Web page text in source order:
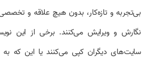
بی‌تجربه و تازه‌کار، بدون هیچ علاقه و
نگارش و ویرایش می‌کنند. برخی از این
سایت‌های دیگران کپی می‌کنند یا این که